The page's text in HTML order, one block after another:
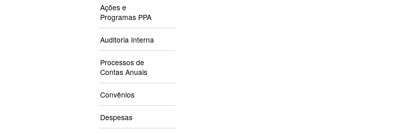
Ações e
Programas PPA
Auditoria Interna
Processos de
Contas Anuais
Convênios
Despesas